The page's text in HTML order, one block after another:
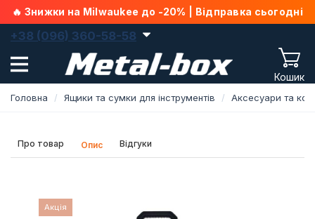
🔥 Знижки на Milwaukee до -20% | Відправка сьогодні
+38 (096) 360-58-58
Кошик
Головна Ящики та сумки для інструментів Аксесуари та
Про товар Опис Відгуки
Акція